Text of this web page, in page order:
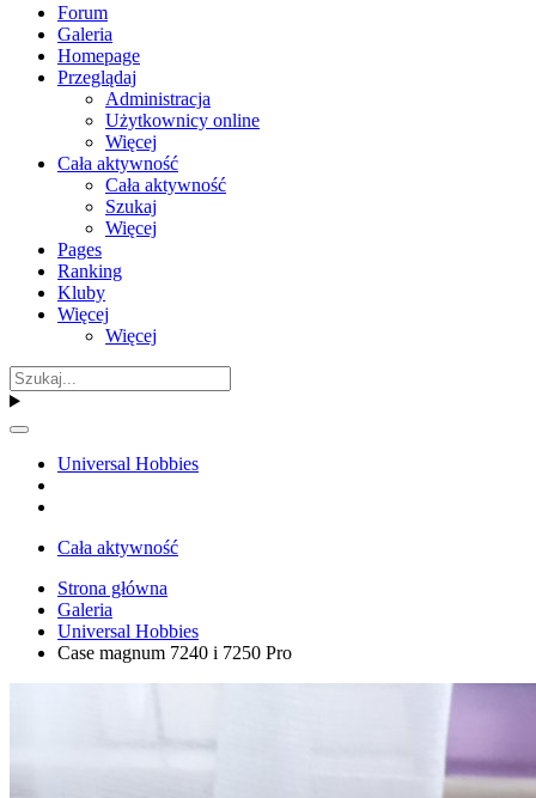
Forum
Galeria
Homepage
Przeglądaj
Administracja
Użytkownicy online
Więcej
Cała aktywność
Cała aktywność
Szukaj
Więcej
Pages
Ranking
Kluby
Więcej
Więcej
Universal Hobbies
Cała aktywność
Strona główna
Galeria
Universal Hobbies
Case magnum 7240 i 7250 Pro